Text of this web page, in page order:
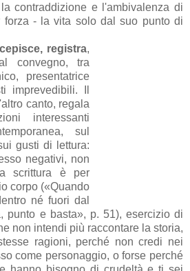
contraddizione e l'ambivalenza di
- la vita solo dal suo punto di
registra,
convegno, tra
presentatrice
imprevedibili. Il
canto, regala
interessanti
sul
gusti di lettura:
negativi, non
scrittura è per
corpo («Quando
né fuori dal
punto e basta», p. 51), esercizio di
non intendi più raccontare la storia,
ragioni, perché non credi nei
come personaggio, o forse perché